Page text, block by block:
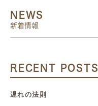
NEWS
新着情報
RECENT POSTS
遅れの法則